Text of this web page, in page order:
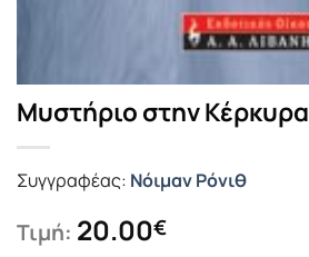
Μυστήριο στην Κέρκυρα
Συγγραφέας: Νόιμαν Ρόνιθ
Τιμή: 20.00€